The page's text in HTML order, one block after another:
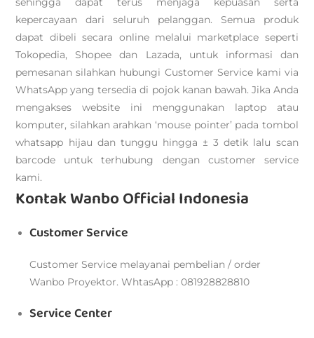
kepercayaan dari seluruh pelanggan. Semua produk
dapat dibeli secara online melalui marketplace seperti
Tokopedia, Shopee dan Lazada, untuk informasi dan
pemesanan silahkan hubungi Customer Service kami via
WhatsApp yang tersedia di pojok kanan bawah. Jika Anda
mengakses website ini menggunakan laptop atau
komputer, silahkan arahkan ‘mouse pointer’ pada tombol
whatsapp hijau dan tunggu hingga ± 3 detik lalu scan
barcode untuk terhubung dengan customer service
kami.
Kontak Wanbo Official Indonesia
Customer Service
Customer Service melayanai pembelian / order
Wanbo Proyektor. WhtasApp : 081928828810
Service Center